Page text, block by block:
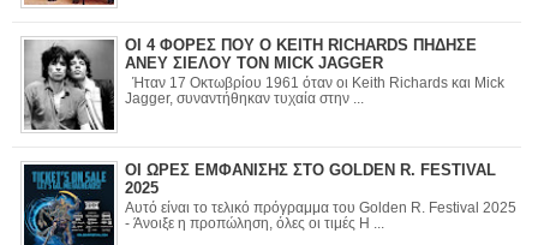
ΟΙ 4 ΦΟΡΕΣ ΠΟΥ Ο KEITH RICHARDS ΠΗΔΗΣΕ
ΑΝΕΥ ΣΙΕΛΟΥ ΤΟΝ MICK JAGGER
Ήταν 17 Οκτωβρίου 1961 όταν οι Keith Richards και Mick
Jagger, συναντήθηκαν τυχαία στην ...
ΟΙ ΩΡΕΣ ΕΜΦΑΝΙΣΗΣ ΣΤΟ GOLDEN R. FESTIVAL
2025
Αυτό είναι το τελικό πρόγραμμα του Golden R. Festival 2025
- Άνοιξε η προπώληση, όλες οι τιμές Η ...